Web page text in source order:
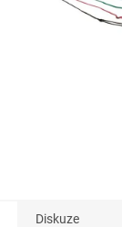
Diskuze